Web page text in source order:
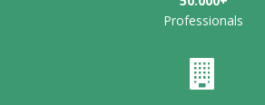
Professionals